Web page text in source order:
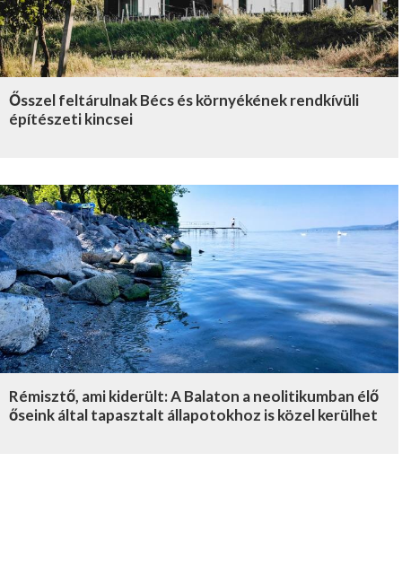
Ősszel feltárulnak Bécs és környékének rendkívüli
építészeti kincsei
Rémisztő, ami kiderült: A Balaton a neolitikumban élő
őseink által tapasztalt állapotokhoz is közel kerülhet